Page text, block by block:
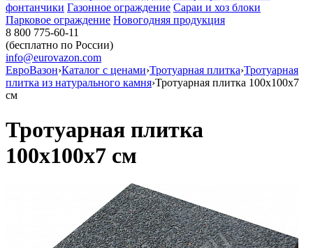
фонтанчики Газонное ограждение Сараи и хоз блоки
Парковое ограждение Новогодняя продукция
8 800 775-60-11
(бесплатно по России)
info@eurovazon.com
ЕвроВазон›Каталог с ценами›Тротуарная плитка›Тротуарная
плитка из натурального камня›Тротуарная плитка 100х100х7
см
Тротуарная плитка
100х100х7 см